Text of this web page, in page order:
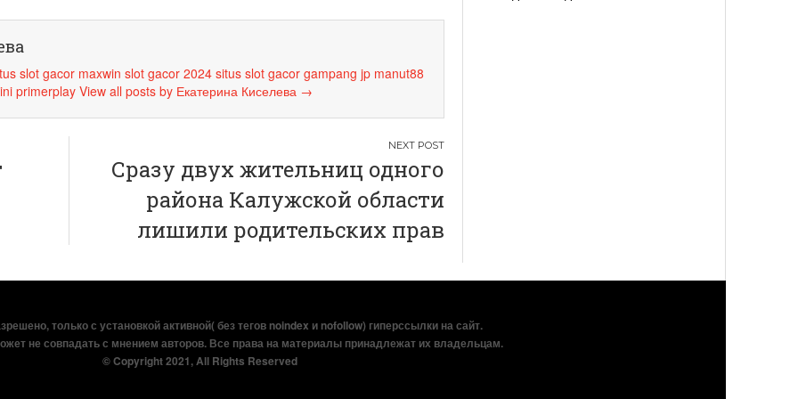
slot gacor maxwin slot gacor 2024 situs slot gacor gampang jp manut88
primerplay View all posts by Екатерина Киселева →
Сразу двух жительниц одного
района Калужской области
лишили родительских прав
только с установкой активной( без тегов noindex и nofollow) гиперссылки на сайт.
не совпадать с мнением авторов. Все права на материалы принадлежат их владельцам.
© Copyright 2021, All Rights Reserved